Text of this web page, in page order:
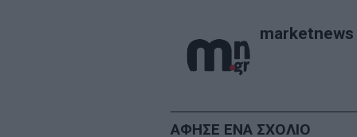
marketnews
ΑΦΗΣΕ ΕΝΑ ΣΧΟΛΙΟ